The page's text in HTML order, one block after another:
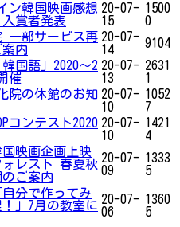
ン韓国映画感想
賞者発表
20-07-
15
1500
0
一部サービス再
内
20-07-
14
9104
国語」2020～2
催
20-07-
13
2631
1
院の休館のお知 20-07-
10
1052
7
コンテスト2020 20-07-
10
1421
4
国映画企画上映
レスト 春夏秋
ご案内
20-07-
09
1333
5
分で作ってみ
」7月の教室に 20-07-
06
1360
5